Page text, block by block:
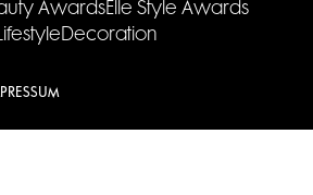
AwardsElle Style Awards
Decoration